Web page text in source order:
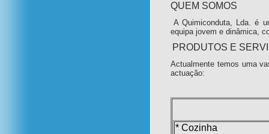
QUEM SOMOS
A Quimiconduta, Lda. é
equipa jovem e dinâmica,
PRODUTOS E
Actualmente temos uma
actuação:
* Cozinha